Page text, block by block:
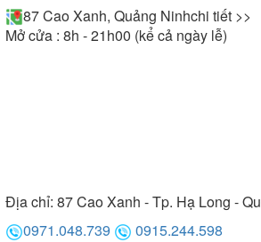
87 Cao Xanh, Quảng Ninhchi tiết >>
Mở cửa : 8h - 21h00 (kể cả ngày lễ)
Địa chỉ: 87 Cao Xanh - Tp. Hạ Long -
0971.048.739
0915.244.598